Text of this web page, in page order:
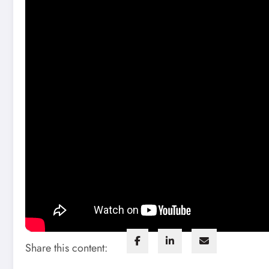
Foto: Staša Bukumirović
Share this content: